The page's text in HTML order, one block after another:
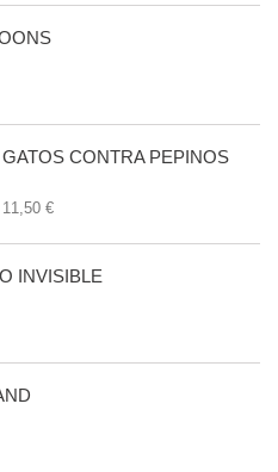
GATOS CONTRA PEPINOS
11,50 €
INVISIBLE